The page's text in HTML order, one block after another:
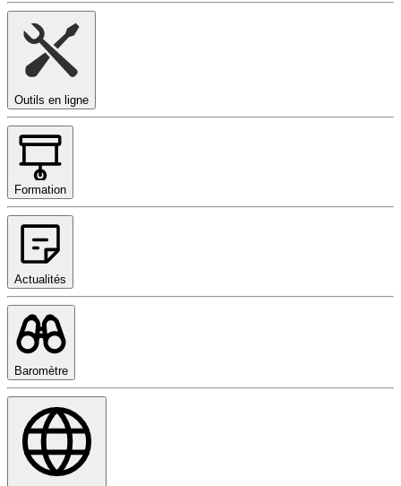
Outils en ligne
Formation
Actualités
Baromètre